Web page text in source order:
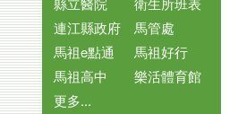
連江縣政府
馬管處
馬祖e點通
馬祖好行
馬祖高中
樂活體育館
更多...